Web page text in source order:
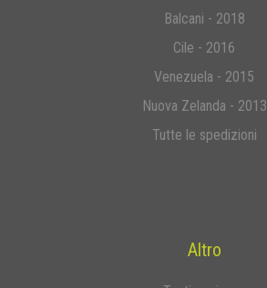
Balcani - 2018
Cile - 2016
Venezuela - 2015
Nuova Zelanda - 2013
Tutte le spedizioni
Altro